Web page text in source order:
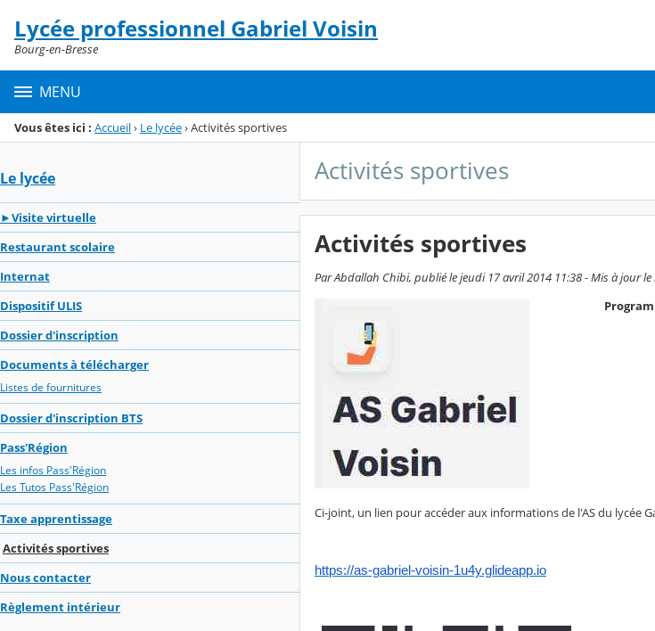
Menu de la rubrique
Contenu
Lycée professionnel Gabriel Voisin
Bourg-en-Bresse
MENU
Vous êtes ici : Accueil› Le lycée›Activités sportives
Le lycée
►Visite virtuelle
Restaurant scolaire
Internat
Dispositif ULIS
Dossier d'inscription
Documents à télécharger
Listes de fournitures
Dossier d'inscription BTS
Pass'Région
Les infos Pass'Région
Les Tutos Pass'Région
Taxe apprentissage
Activités sportives
Nous contacter
Règlement intérieur
Activités sportives
Activités sportives
Par Abdallah Chibi, publié le jeudi 17 avril 2014 11:38 - Mis à jour
Ci-joint, un lien pour accéder aux informations de l'AS du lycée
https://as-gabriel-voisin-1u4y.glideapp.io